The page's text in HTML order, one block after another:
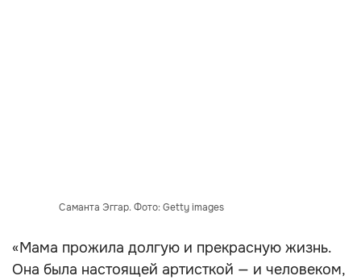
Саманта Эггар. Фото: Getty images
«Мама прожила долгую и прекрасную жизнь.
Она была настоящей артисткой — и человеком,